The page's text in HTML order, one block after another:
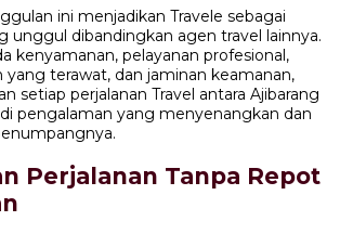
ini menjadikan Travele sebagai
unggul dibandingkan agen travel lainnya.
kenyamanan, pelayanan profesional,
yang terawat, dan jaminan keamanan,
setiap perjalanan Travel antara Ajibarang
pengalaman yang menyenangkan dan
Perjalanan Tanpa Repot